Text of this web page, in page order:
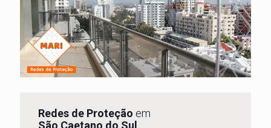
Redes de Proteção em
São Caetano do Sul